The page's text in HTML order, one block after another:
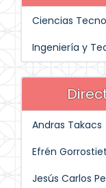
Ciencias
Ingeniería y
Andras Takacs
Efrén
Jesús Carlos